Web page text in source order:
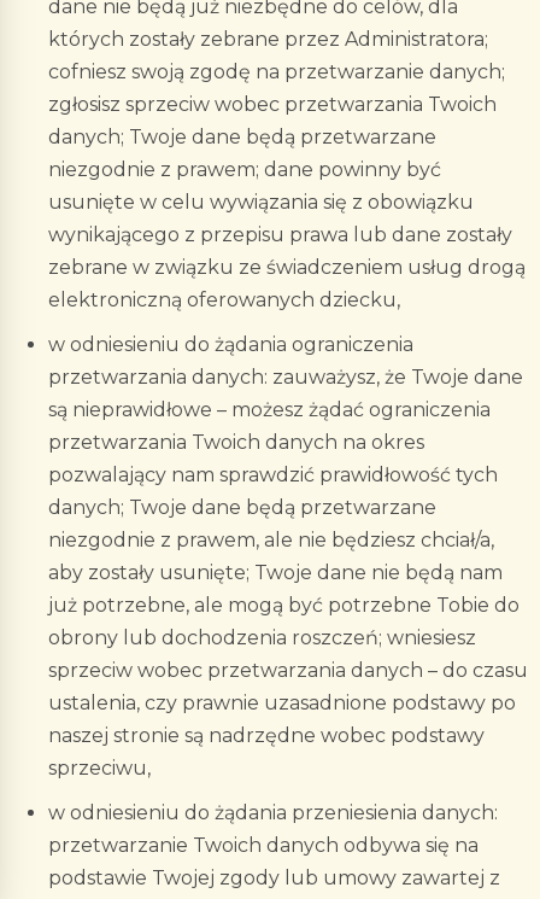
dane nie będą już niezbędne do celów, dla
których zostały zebrane przez Administratora;
cofniesz swoją zgodę na przetwarzanie danych;
zgłosisz sprzeciw wobec przetwarzania Twoich
danych; Twoje dane będą przetwarzane
niezgodnie z prawem; dane powinny być
usunięte w celu wywiązania się z obowiązku
wynikającego z przepisu prawa lub dane zostały
zebrane w związku ze świadczeniem usług drogą
elektroniczną oferowanych dziecku,
w odniesieniu do żądania ograniczenia
przetwarzania danych: zauważysz, że Twoje dane
są nieprawidłowe – możesz żądać ograniczenia
przetwarzania Twoich danych na okres
pozwalający nam sprawdzić prawidłowość tych
danych; Twoje dane będą przetwarzane
niezgodnie z prawem, ale nie będziesz chciał/a,
aby zostały usunięte; Twoje dane nie będą nam
już potrzebne, ale mogą być potrzebne Tobie do
obrony lub dochodzenia roszczeń; wniesiesz
sprzeciw wobec przetwarzania danych – do czasu
ustalenia, czy prawnie uzasadnione podstawy po
naszej stronie są nadrzędne wobec podstawy
sprzeciwu,
w odniesieniu do żądania przeniesienia danych:
przetwarzanie Twoich danych odbywa się na
podstawie Twojej zgody lub umowy zawartej z